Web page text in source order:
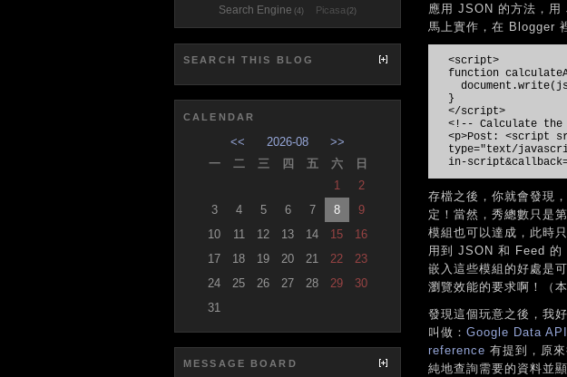
應用 JSON 的方法，
馬上實作，在 Blogger
<script>
function
}
</script>
<!-- Calculate the
<p>Post: <script
type="text/
in-
存檔之後，你就會發現
定！當然，秀總數只是
模組也可以達成，此時
用到 JSON 和 Feed 的
嵌入這些模組的好處是
瀏覽效能的要求啊！（
發現這個玩意之後，我
叫做： Google Data API
reference 有提到，原
純地查詢需要的資料並
Search Engine (4) Picasa (2)
SEARCH THIS BLOG
CALENDAR
<< 2026-08
>>
一
二 三 四 五 六
日
1
2
3
4 5 6 7 8
9
10
11 12 13 14 15
16
17
18 19 20 21 22
23
24
25 26 27 28 29
30
31
MESSAGE BOARD